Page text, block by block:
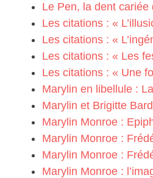
Le Pen, la dent cariée
Les citations : «
Les citations : «
Les citations : « Les
Les citations : « Une
Marylin en libellule :
Marylin et Brigitte
Marylin Monroe :
Marylin Monroe :
Marylin Monroe :
Marylin Monroe :